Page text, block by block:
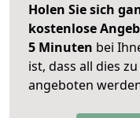
Holen Sie sich
kostenlose
5 Minuten bei
ist, dass all dies
angeboten